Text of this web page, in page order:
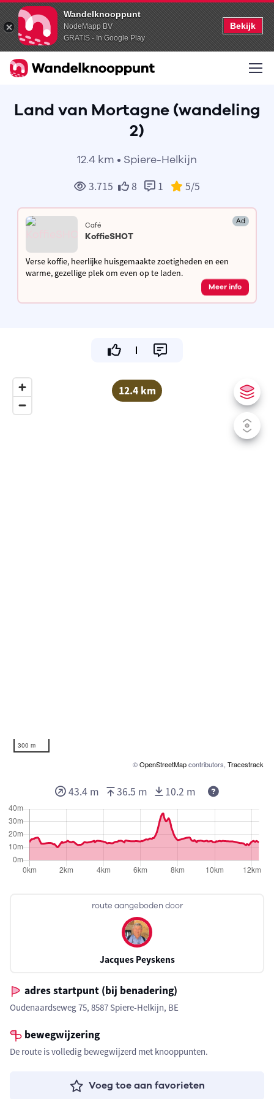
Wandelknooppunt
NodeMapp BV
GRATIS - In Google Play
Bekijk
Land van Mortagne (wandeling
2)
12.4 km • Spiere-Helkijn
3.715 8 1 5/5
Café Ad
KoffieSHOT
Verse koffie, heerlijke huisgemaakte zoetigheden en een
warme, gezellige plek om even op te laden.
Meer info
12.4 km
300 m
©OpenStreetMapcontributors, Tracestrack
route aangeboden door
Jacques Peyskens
adres startpunt (bij benadering)
Oudenaardseweg 75, 8587 Spiere-Helkijn, BE
bewegwijzering
De route is volledig bewegwijzerd met knooppunten.
Voeg toe aan favorieten
43.4 m 36.5 m 10.2 m